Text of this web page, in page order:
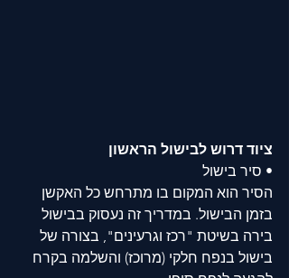
ציוד דרוש לבישול הראשון
• סיר בישול
הסיר הוא המקום בו מתרחש כל האקשן
בזמן הבישול. במדריך זה נעסוק בבישול
בירה בשיטת "רכז וגרעינים", בצורה של
בישול בנפח חלקי (מרוכז) והשלמה בקרח